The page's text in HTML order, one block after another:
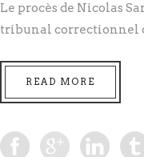
Le procès de Nicolas
tribunal correctionnel
READ MORE